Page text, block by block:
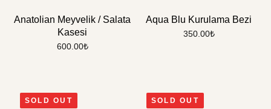
Anatolian Meyvelik / Salata
Kasesi
600.00₺
Aqua Blu Kurulama Bezi
350.00₺
SOLD OUT SOLD OUT